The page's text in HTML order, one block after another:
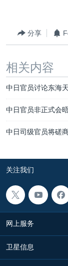
分享
相关内容
中日官员讨论东海
中日官员非正式会
中日司级官员将磋
关注我们
网上服务
卫星信息